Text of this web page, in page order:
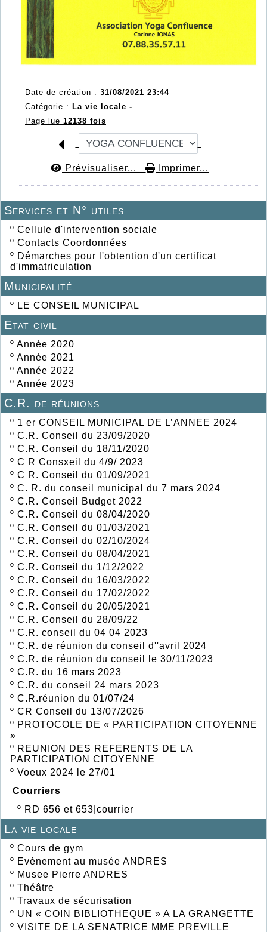
Services et N° utiles
º Cellule d'intervention sociale
º Contacts Coordonnées
º Démarches pour l'obtention d'un certificat
d'immatriculation
Municipalité
º LE CONSEIL MUNICIPAL
Etat civil
º Année 2020
º Année 2021
º Année 2022
º Année 2023
C.R. de réunions
º 1 er CONSEIL MUNICIPAL DE L’ANNEE 2024
º C.R. Conseil du 23/09/2020
º C.R. Conseil du 18/11/2020
º C R Consxeil du 4/9/ 2023
º C R. Conseil du 01/09/2021
º C. R. du conseil municipal du 7 mars 2024
º C.R. Conseil Budget 2022
º C.R. Conseil du 08/04/2020
º C.R. Conseil du 01/03/2021
º C.R. Conseil du 02/10/2024
º C.R. Conseil du 08/04/2021
º C.R. Conseil du 1/12/2022
º C.R. Conseil du 16/03/2022
º C.R. Conseil du 17/02/2022
º C.R. Conseil du 20/05/2021
º C.R. Conseil du 28/09/22
º C.R. conseil du 04 04 2023
º C.R. de réunion du conseil d''avril 2024
º C.R. de réunion du conseil le 30/11/2023
º C.R. du 16 mars 2023
º C.R. du conseil 24 mars 2023
º C.R.réunion du 01/07/24
º CR Conseil du 13/07/2026
º PROTOCOLE DE « PARTICIPATION CITOYENNE
»
º REUNION DES REFERENTS DE LA
PARTICIPATION CITOYENNE
º Voeux 2024 le 27/01
Courriers
º RD 656 et 653|courrier
La vie locale
º Cours de gym
º Evènement au musée ANDRES
º Musee Pierre ANDRES
º Théâtre
º Travaux de sécurisation
º UN « COIN BIBLIOTHEQUE » A LA GRANGETTE
º VISITE DE LA SENATRICE MME PREVILLE
Date de création : 31/08/2021 23:44
Catégorie : La vie locale -
Page lue 12138 fois
Prévisualiser... Imprimer...